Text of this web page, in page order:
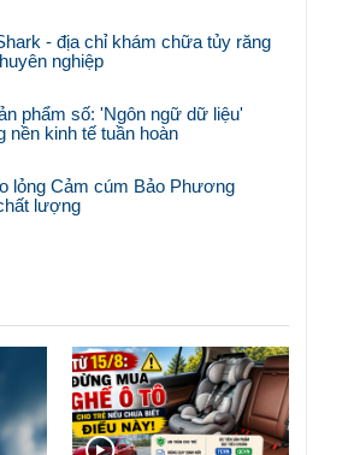
- địa chỉ khám chữa tủy răng
nghiệp
phẩm số: 'Ngôn ngữ dữ liệu'
nền kinh tế tuần hoàn
lỏng Cảm cúm Bảo Phương
lượng